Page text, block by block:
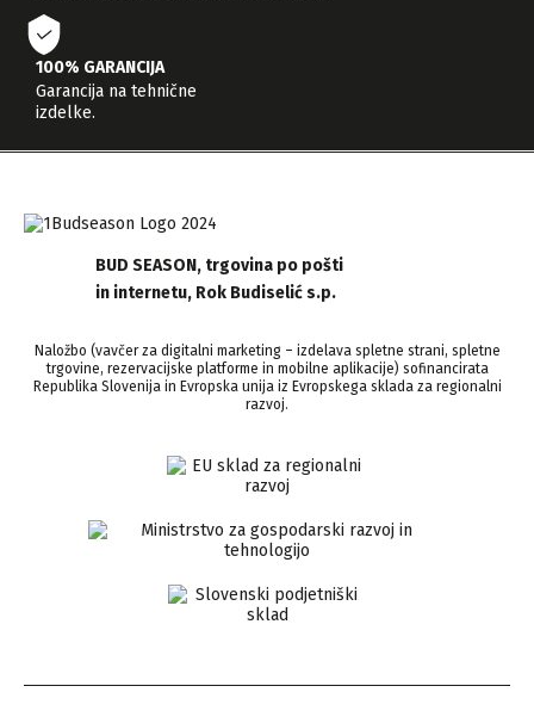
100% GARANCIJA
Garancija na tehnične
izdelke.
BUD SEASON, trgovina po pošti
in internetu, Rok Budiselić s.p.
Naložbo (vavčer za digitalni marketing – izdelava spletne strani, spletne
trgovine, rezervacijske platforme in mobilne aplikacije) sofinancirata
Republika Slovenija in Evropska unija iz Evropskega sklada za regionalni
razvoj.